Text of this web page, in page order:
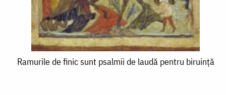
Ramurile
Ramurile de finic sunt psalmii de laudă pentru biruinţă